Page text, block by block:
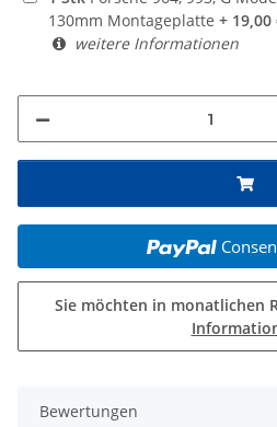
130mm Montageplatte + 19,00
weitere Informationen
Sie möchten in monatlichen
Bewertungen